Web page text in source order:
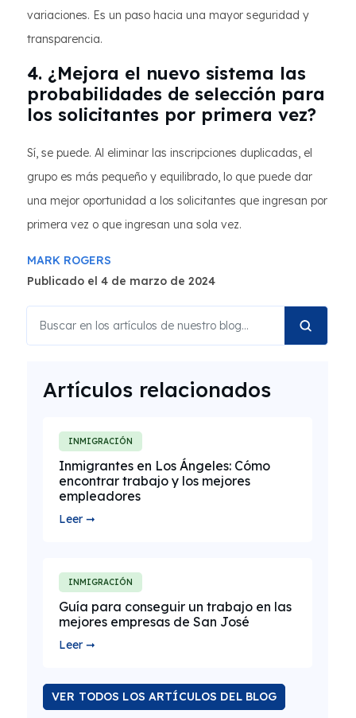
variaciones. Es un paso hacia una mayor seguridad y
transparencia.
4. ¿Mejora el nuevo sistema las
probabilidades de selección para
los solicitantes por primera vez?
Sí, se puede. Al eliminar las inscripciones duplicadas, el
grupo es más pequeño y equilibrado, lo que puede dar
una mejor oportunidad a los solicitantes que ingresan por
primera vez o que ingresan una sola vez.
MARK ROGERS
Publicado el 4 de marzo de 2024
Artículos relacionados
INMIGRACIÓN
Inmigrantes en Los Ángeles: Cómo
encontrar trabajo y los mejores
empleadores
Leer ➞
INMIGRACIÓN
Guía para conseguir un trabajo en las
mejores empresas de San José
Leer ➞
VER TODOS LOS ARTÍCULOS DEL BLOG